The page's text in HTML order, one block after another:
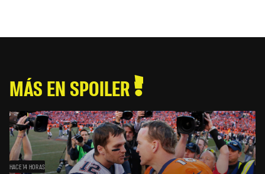
MÁS EN SPOILER
HACE 14 HORAS